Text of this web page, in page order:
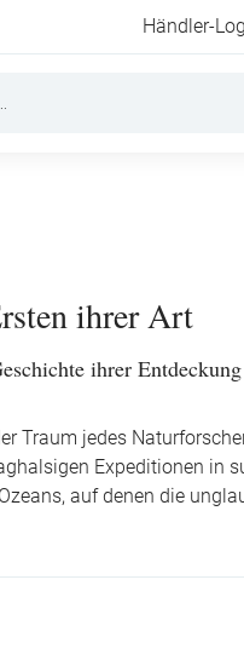
Händler-
ihrer Art
ihrer Entdeckung
Traum jedes
Expeditionen in
auf denen die